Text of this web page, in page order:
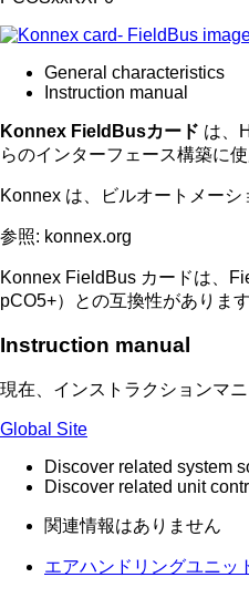
General characteristics
Instruction manual
Konnex FieldBusカード は、
らのインターフェース構築に使
Konnex は、ビルオートメー
参照: konnex.org
Konnex FieldBus カードは、
pCO5+）との互換性があります
Instruction manual
現在、インストラクションマ
Global Site
Discover related system
Discover related unit
関連情報はありません
エアハンドリングユニ